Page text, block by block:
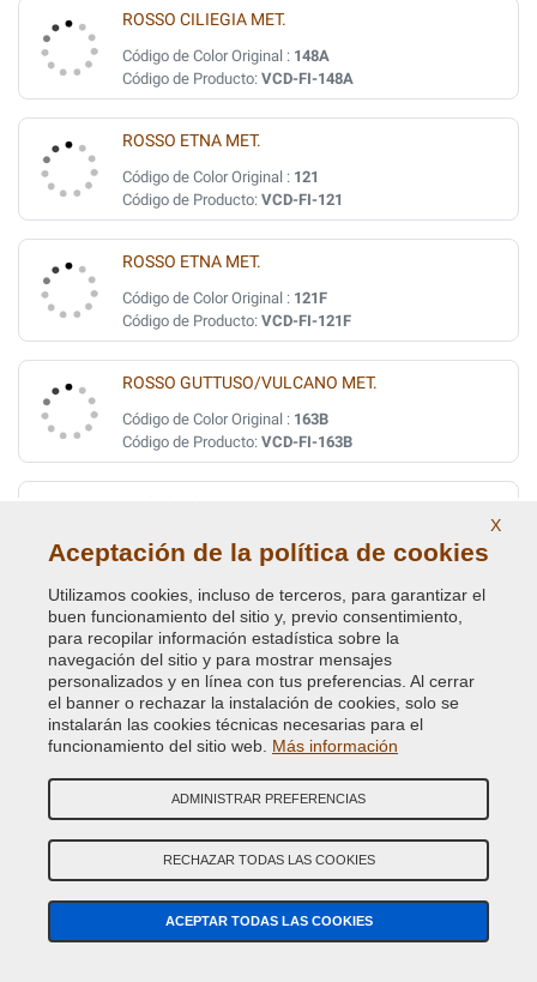
ROSSO CILIEGIA MET.
Código de Color Original : 148A
Código de Producto: VCD-FI-148A
ROSSO ETNA MET.
Código de Color Original : 121
Código de Producto: VCD-FI-121
ROSSO ETNA MET.
Código de Color Original : 121F
Código de Producto: VCD-FI-121F
ROSSO GUTTUSO/VULCANO MET.
Código de Color Original : 163B
Código de Producto: VCD-FI-163B
Código de Color Original :131A
Código de Producto:VCD-FI-131A
ROSSO RIBES MET.
Código de Color Original :182
Código de Producto:VCD-FI-182
ROSSO RUBINO/ELEGANTE MET.
Código de Color Original :866B
Código de Producto: VCD-FI-866B
ROSSO VIVACE/SFRENATO MET.
Código de Color Original :141B
Código de Producto:VCD-FI-141B
X
Aceptación de la política de cookies
Utilizamos cookies, incluso de terceros, para garantizar el
buen funcionamiento del sitio y, previo consentimiento,
para recopilar información estadística sobre la
navegación del sitio y para mostrar mensajes
personalizados y en línea con tus preferencias. Al cerrar
el banner o rechazar la instalación de cookies, solo se
instalarán las cookies técnicas necesarias para el
funcionamiento del sitio web. Más información
ADMINISTRAR PREFERENCIAS
RECHAZAR TODAS LAS COOKIES
ACEPTAR TODAS LAS COOKIES